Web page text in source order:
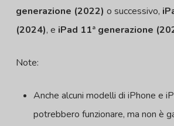
generazione (2022) o successivo,
(2024), e iPad 11ª generazione
Note:
Anche alcuni modelli di iPhone e
potrebbero funzionare, ma non è